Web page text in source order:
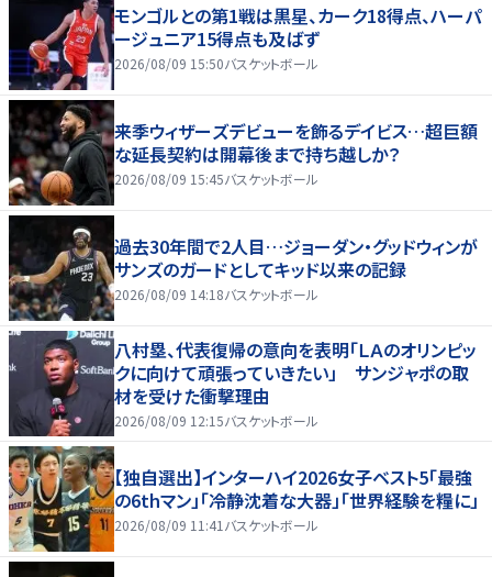
モンゴルとの第1戦は黒星、カーク18得点、ハーパ
ージュニア15得点も及ばず
2026/08/09 15:50バスケットボール
来季ウィザーズデビューを飾るデイビス…超巨額
な延長契約は開幕後まで持ち越しか？
2026/08/09 15:45バスケットボール
過去30年間で2人目…ジョーダン・グッドウィンが
サンズのガードとしてキッド以来の記録
2026/08/09 14:18バスケットボール
八村塁、代表復帰の意向を表明「ＬＡのオリンピッ
クに向けて頑張っていきたい」 サンジャポの取
材を受けた衝撃理由
2026/08/09 12:15バスケットボール
【独自選出】インターハイ2026女子ベスト5「最強
の6thマン」「冷静沈着な大器」「世界経験を糧に」
2026/08/09 11:41 バスケットボール